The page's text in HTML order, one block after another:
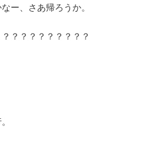
ー、さあ帰ろうか。
？？？？？？？？？